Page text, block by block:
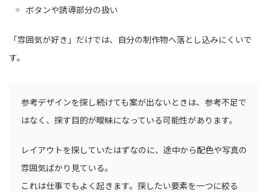
ボタンや誘導部分の扱い
「雰囲気が好き」だけでは、自分の制作物へ落とし込みにくいで
す。
参考デザインを探し続けても案が出ないときは、参考不足で
はなく、探す目的が曖昧になっている可能性があります。
レイアウトを探していたはずなのに、途中から配色や写真の
雰囲気ばかり見ている。
これは仕事でもよく起きます。探したい要素を一つに絞る